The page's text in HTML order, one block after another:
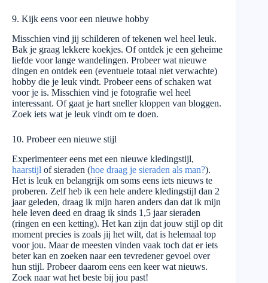
9. Kijk eens voor een nieuwe hobby
Misschien vind jij schilderen of tekenen wel heel leuk.
Bak je graag lekkere koekjes. Of ontdek je een geheime
liefde voor lange wandelingen. Probeer wat nieuwe
dingen en ontdek een (eventuele totaal niet verwachte)
hobby die je leuk vindt. Probeer eens of schaken wat
voor je is. Misschien vind je fotografie wel heel
interessant. Of gaat je hart sneller kloppen van bloggen.
Zoek iets wat je leuk vindt om te doen.
10. Probeer een nieuwe stijl
Experimenteer eens met een nieuwe kledingstijl,
haarstijl of sieraden (hoe draag je sieraden als man?).
Het is leuk en belangrijk om soms eens iets nieuws te
proberen. Zelf heb ik een hele andere kledingstijl dan 2
jaar geleden, draag ik mijn haren anders dan dat ik mijn
hele leven deed en draag ik sinds 1,5 jaar sieraden
(ringen en een ketting). Het kan zijn dat jouw stijl op dit
moment precies is zoals jij het wilt, dat is helemaal top
voor jou. Maar de meesten vinden vaak toch dat er iets
beter kan en zoeken naar een tevredener gevoel over
hun stijl. Probeer daarom eens een keer wat nieuws.
Zoek naar wat het beste bij jou past!